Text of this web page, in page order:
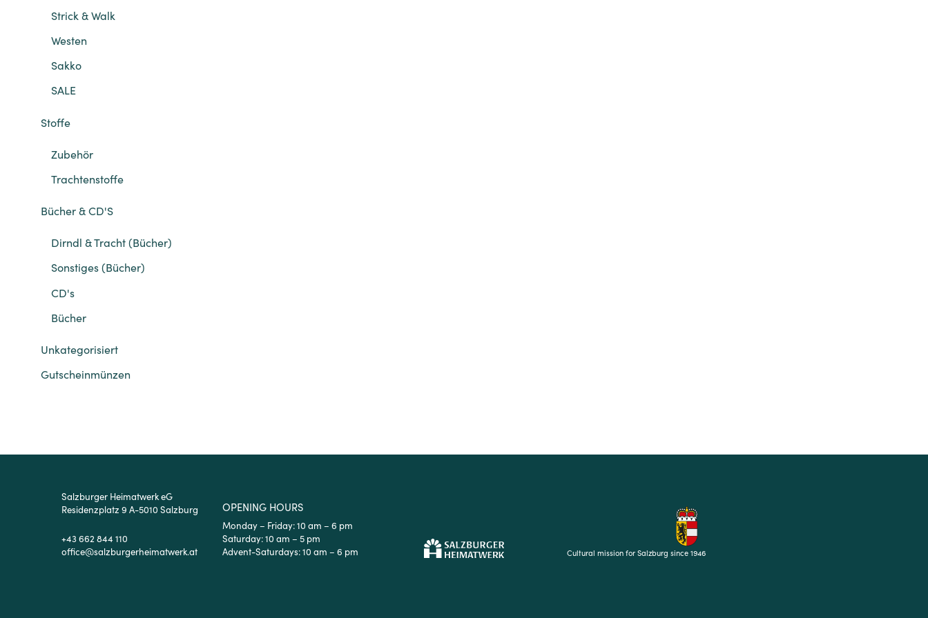
Strick & Walk
Westen
Sakko
SALE
Stoffe
Zubehör
Trachtenstoffe
Bücher & CD'S
Dirndl & Tracht (Bücher)
Sonstiges (Bücher)
CD's
Bücher
Unkategorisiert
Gutscheinmünzen
Salzburger Heimatwerk eG
Residenzplatz 9 A-5010 Salzburg
+43 662 844 110
office@salzburgerheimatwerk.at
OPENING HOURS
Monday – Friday: 10 am – 6 pm
Saturday: 10 am – 5 pm
Advent-Saturdays: 10 am – 6 pm
Cultural mission for Salzburg since 1946